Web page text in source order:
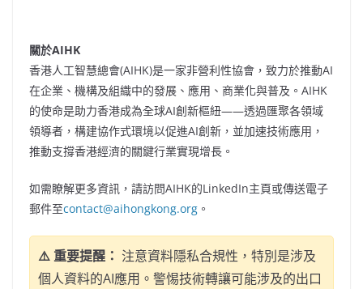
關於AIHK
香港人工智慧總會(AIHK)是一家非營利性協會，致力於推動AI
在企業、機構及組織中的發展、應用、商業化與普及。AIHK
的使命是助力香港成為全球AI創新樞紐——透過匯聚各領域
領導者，構建協作式環境以促進AI創新，並加速技術應用，
推動支撐香港經濟的關鍵行業實現增長。
如需瞭解更多資訊，請訪問AIHK的LinkedIn主頁或傳送電子
郵件至contact@aihongkong.org 。
⚠️ 重要提醒： 注意資料隱私合規性，特別是涉及
個人資料的AI應用。警惕技術轉讓可能涉及的出口